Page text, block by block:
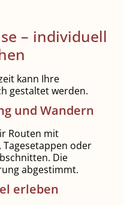
– individuell
kann Ihre
gestaltet werden.
und Wandern
Routen mit
oder
Die
abgestimmt.
erleben